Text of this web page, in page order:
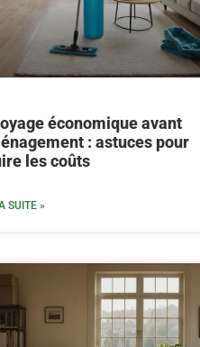
économique avant
: astuces pour
les coûts
SUITE »